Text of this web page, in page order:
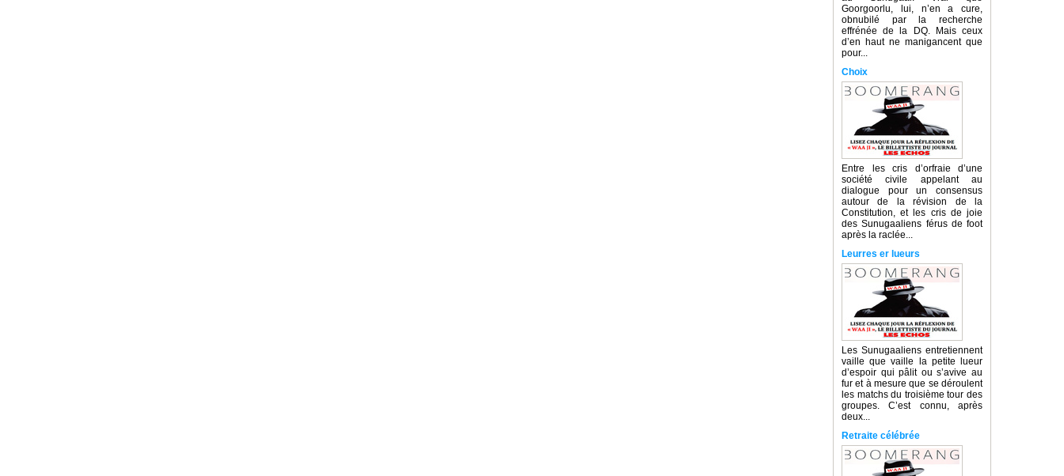
Goorgoorlu, lui, n’en a cure,
obnubilé par la recherche
effrénée de la DQ. Mais ceux
d’en haut ne manigancent que
pour...
Choix
Entre les cris d’orfraie d’une
société civile appelant au
dialogue pour un consensus
autour de la révision de la
Constitution, et les cris de joie
des Sunugaaliens férus de foot
après la raclée...
Leurres er lueurs
Les Sunugaaliens entretiennent
vaille que vaille la petite lueur
d’espoir qui pâlit ou s’avive au
fur et à mesure que se déroulent
les matchs du troisième tour des
groupes. C’est connu, après
deux...
Retraite célébrée